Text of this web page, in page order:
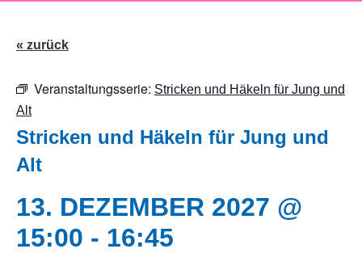
« zurück
Veranstaltungsserie: Stricken und Häkeln für Jung und
Alt
Stricken und Häkeln für Jung und
Alt
13. DEZEMBER 2027 @
15:00 - 16:45